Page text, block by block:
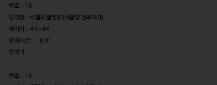
번호 : 18
강의명 : 비열과 열팽창 (서술형 정복하기)
페이지 : 43~44
강의시간 :
18:31
맛보기 :
번호 : 19